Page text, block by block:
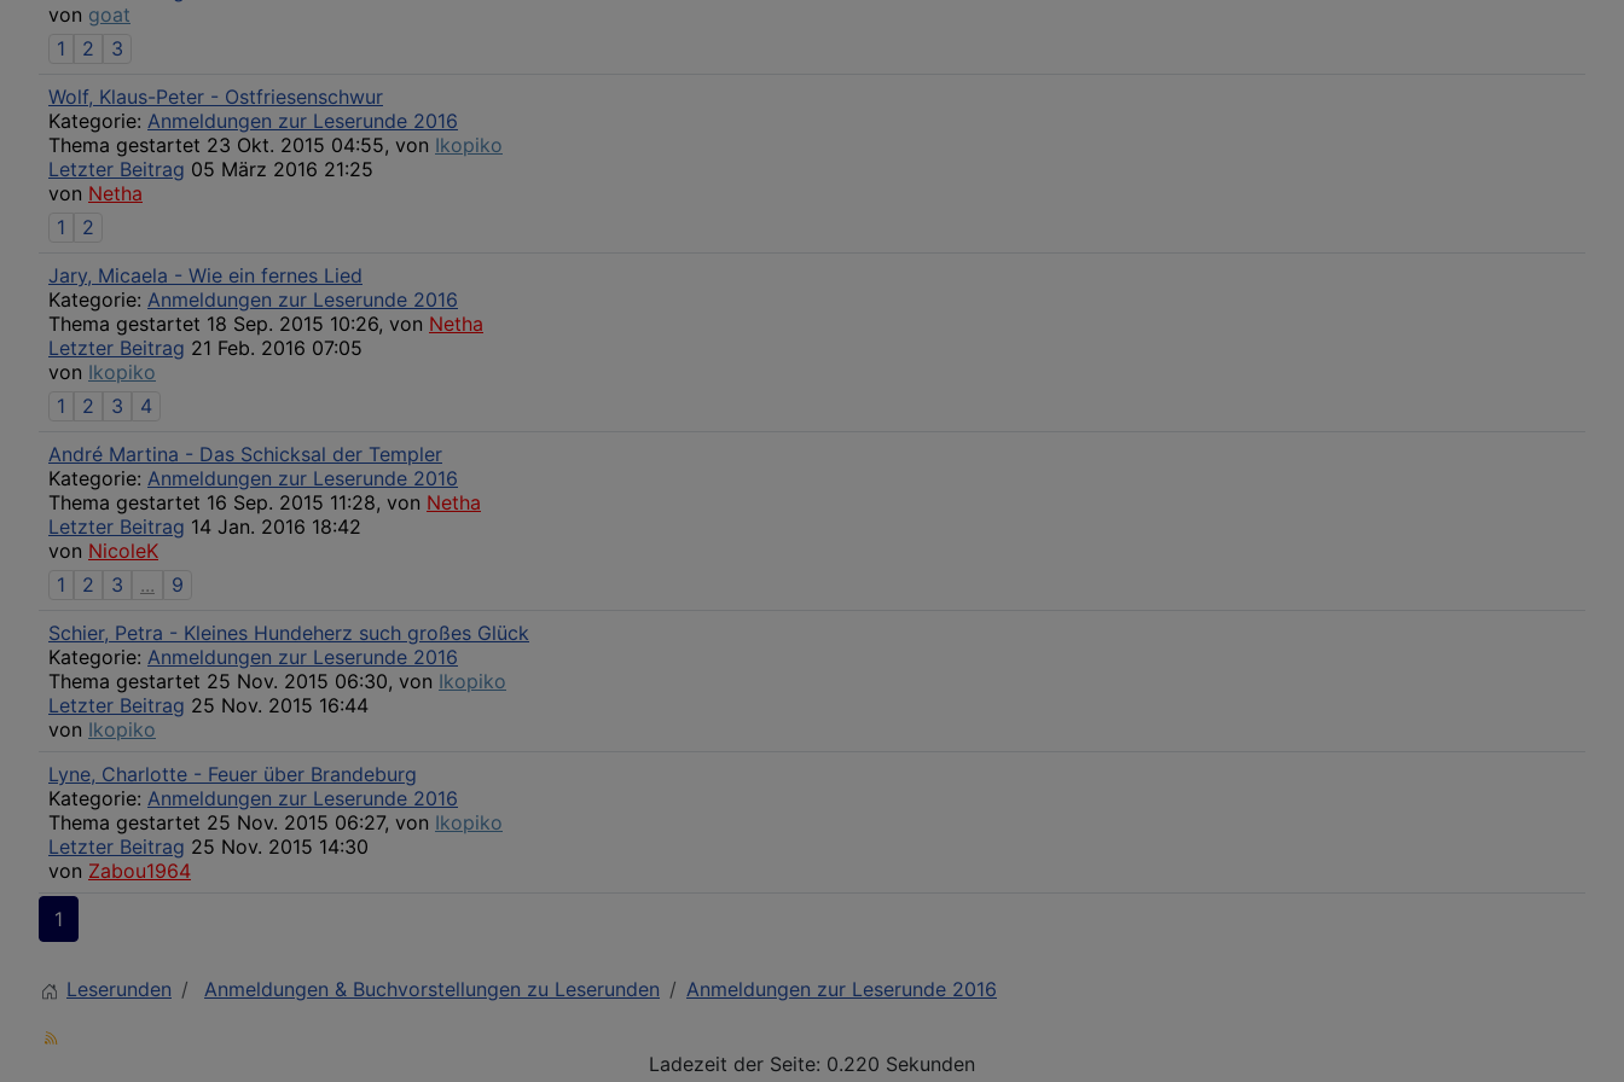
von goat
1
2
3
Wolf, Klaus-Peter - Ostfriesenschwur
Kategorie: Anmeldungen zur Leserunde 2016
Thema gestartet 23 Okt. 2015 04:55, von Ikopiko
Letzter Beitrag 05 März 2016 21:25
von Netha
1
2
Jary, Micaela - Wie ein fernes Lied
Kategorie: Anmeldungen zur Leserunde 2016
Thema gestartet 18 Sep. 2015 10:26, von Netha
Letzter Beitrag 21 Feb. 2016 07:05
von Ikopiko
1
2 3
4
André Martina - Das Schicksal der Templer
Kategorie: Anmeldungen zur Leserunde 2016
Thema gestartet 16 Sep. 2015 11:28, von Netha
Letzter Beitrag 14 Jan. 2016 18:42
von NicoleK
1
2 3 ...
9
Schier, Petra - Kleines Hundeherz such großes Glück
Kategorie: Anmeldungen zur Leserunde 2016
Thema gestartet 25 Nov. 2015 06:30, von Ikopiko
Letzter Beitrag 25 Nov. 2015 16:44
von Ikopiko
Lyne, Charlotte - Feuer über Brandeburg
Kategorie: Anmeldungen zur Leserunde 2016
Thema gestartet 25 Nov. 2015 06:27, von Ikopiko
Letzter Beitrag 25 Nov. 2015 14:30
von Zabou1964
1
Leserunden Anmeldungen & Buchvorstellungen zu Leserunden Anmeldungen zur Leserunde 2016
Ladezeit der Seite: 0.220 Sekunden